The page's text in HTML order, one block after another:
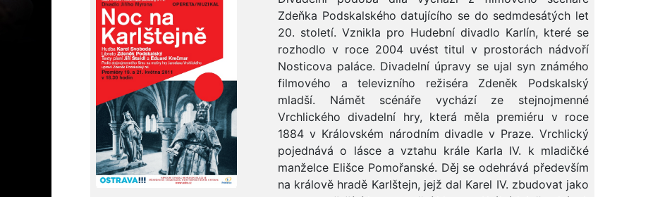
Zdeňka Podskalského datujícího se do sedmdesátých let
20. století. Vznikla pro Hudební divadlo Karlín, které se
rozhodlo v roce 2004 uvést titul v prostorách nádvoří
Nosticova paláce. Divadelní úpravy se ujal syn známého
filmového a televizního režiséra Zdeněk Podskalský
mladší. Námět scénáře vychází ze stejnojmenné
Vrchlického divadelní hry, která měla premiéru v roce
1884 v Královském národním divadle v Praze. Vrchlický
pojednává o lásce a vztahu krále Karla IV. k mladičké
manželce Elišce Pomořanské. Děj se odehrává především
na králově hradě Karlštejn, jejž dal Karel IV. zbudovat jako